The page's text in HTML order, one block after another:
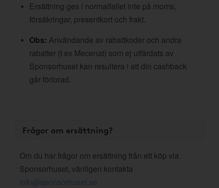
Ersättning ges i normalfallet inte på moms,
försäkringar, presentkort och frakt.
Obs: Användande av rabattkoder och andra
rabatter (t ex Mecenat) som ej utfärdats av
Sponsorhuset kan resultera i att din cashback
går förlorad.
Frågor om ersättning?
Om du har frågor om ersättning från ett köp via
Sponsorhuset, vänligen kontakta
info@sponsorhuset.se